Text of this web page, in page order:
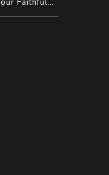
浮光、羽隙、花信风 ~ Your Faithful Spring Return ~